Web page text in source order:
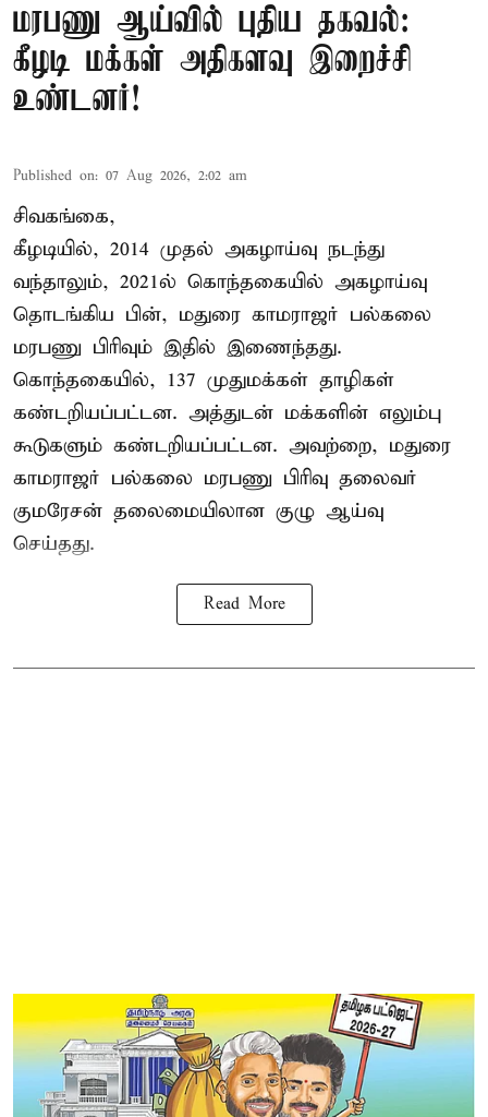
மரபணு ஆய்வில் புதிய தகவல்:
கீழடி மக்கள் அதிகளவு இறைச்சி
உண்டனர்!
Published on: 07 Aug 2026, 2:02 am
சிவகங்கை,
கீழடியில், 2014 முதல் அகழாய்வு நடந்து
வந்தாலும், 2021ல் கொந்தகையில் அகழாய்வு
தொடங்கிய பின், மதுரை காமராஜர் பல்கலை
மரபணு பிரிவும் இதில் இணைந்தது.
கொந்தகையில், 137 முதுமக்கள் தாழிகள்
கண்டறியப்பட்டன. அத்துடன் மக்களின் எலும்பு
கூடுகளும் கண்டறியப்பட்டன. அவற்றை, மதுரை
காமராஜர் பல்கலை மரபணு பிரிவு தலைவர்
குமரேசன் தலைமையிலான குழு ஆய்வு
செய்தது.
Read More